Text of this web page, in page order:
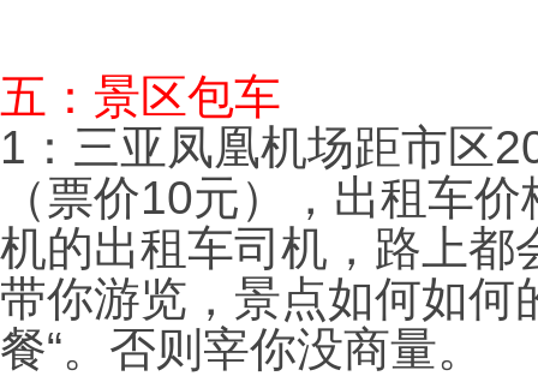
五：景区包车
1：三亚凤凰机场距市区
（票价10元），出租车
机的出租车司机，路上都
带你游览，景点如何如何
餐“。否则宰你没商量。